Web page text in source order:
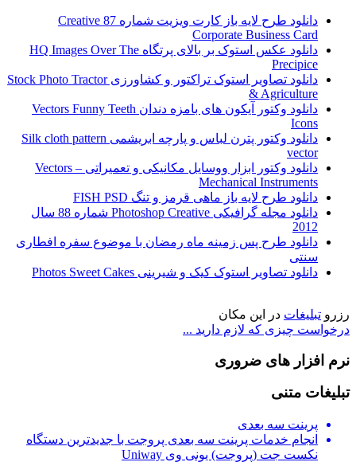
دانلود طرح لایه باز کارت ویزیت شماره 87 Creative
Corporate Business Card
دانلود عکس استوک بر بالای پرتگاه HQ Images Over The
Precipice
دانلود تصاویر استوک تراکتور و کشاورزی Stock Photo Tractor
& Agriculture
دانلود وکتور آیکون های بامزه دندان Vectors Funny Teeth
Icons
دانلود وکتور پترن لباس و پارچه ابریشمی Silk cloth pattern
vector
دانلود وکتور ابزار ووسایل مکانیکی و تعمیراتی Vectors –
Mechanical Instruments
دانلود طرح لایه باز ماهی قرمز و تنگ FISH PSD
دانلود مجله گرافیکی Photoshop Creative شماره 88 سال
2012
دانلود طرح پس زمینه ماه رمضان با موضوع سفره افطاری
سنتی
دانلود تصاویر استوک کیک و شیرینی Photos Sweet Cakes
رزرو تبلیغات در این مکان
درخواست چیزی که لازم دارید ...
نرم افزار های ضروری
تبلیغات متنی
پرینت سه بعدی
انجام خدمات پرینت سه بعدی پروجت با جدیدترین دستگاه
نکست جت (پروجت) یونی وی Uniway